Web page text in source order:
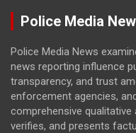
Police Media
Police Media News
news reporting influence
transparency, and trust
enforcement agencies,
comprehensive qualitative
verifies, and presents